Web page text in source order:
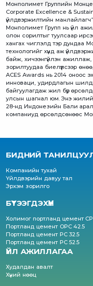
Монполимет Группийн
Corporate Excellence &
үйлдвэржилтийн манлайлагч”
Монполимет Групп нь үйл
олон сорилтыг туулсаар
хангах чиглэлд тэр дундаа
технологийг хүнд аж
байж, хичээнгүйлэн ажиллаж,
зорилтуудаа биелүүлсээр
ACES Awards нь 2014 оноос
инноваци, удирдлагын
байгуулагдаж жил бүр
улсын шагнал юм. Энэ
28-нд Индонезийн Бали
компаниуд өрсөлдсөнөөс
БИДНИЙ
Компанийн тухай
Үйлдвэрийн давуу тал
Эрхэм зорилго
БҮТЭЭГДЭХҮҮН
Холимог портланд цемент
Портланд цемент OPC 42.5
Портланд цемент PC 32.5
Портланд цемент PC 52.5
ҮЙЛ АЖИЛЛАГАА
Худалдан авалт
Хүний нөөц